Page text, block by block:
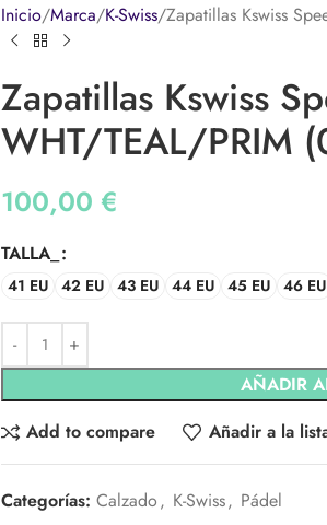
Inicio Marca K-Swiss Zapatillas Kswiss
Zapatillas Kswiss
WHT/TEAL/PRIM
100,00 €
TALLA_
41 EU 42 EU 43 EU 44 EU 45 EU 46 EU
AÑADIR
Add to compare
Añadir a la
Categorías: Calzado , K-Swiss, Pádel